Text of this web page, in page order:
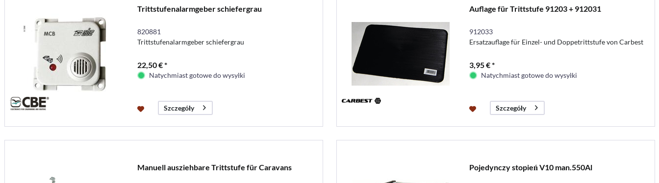
Trittstufenalarmgeber schiefergrau
820881
Trittstufenalarmgeber schiefergrau
22,50 € *
Natychmiast gotowe do wysyłki
Szczegóły
Auflage für Trittstufe 91203 + 912031
912033
Ersatzauflage für Einzel- und Doppetrittstufe von Carbest
3,95 € *
Natychmiast gotowe do wysyłki
Szczegóły
Manuell ausziehbare Trittstufe für Caravans Pojedynczy stopień V10 man.550Al